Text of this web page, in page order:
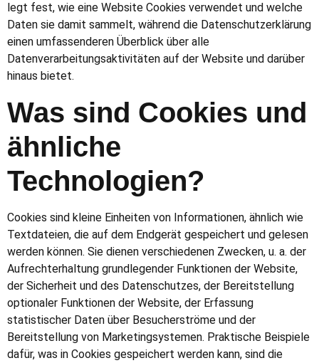
legt fest, wie eine Website Cookies verwendet und welche
Daten sie damit sammelt, während die Datenschutzerklärung
einen umfassenderen Überblick über alle
Datenverarbeitungsaktivitäten auf der Website und darüber
hinaus bietet.
Was sind Cookies und
ähnliche
Technologien?
Cookies sind kleine Einheiten von Informationen, ähnlich wie
Textdateien, die auf dem Endgerät gespeichert und gelesen
werden können. Sie dienen verschiedenen Zwecken, u. a. der
Aufrechterhaltung grundlegender Funktionen der Website,
der Sicherheit und des Datenschutzes, der Bereitstellung
optionaler Funktionen der Website, der Erfassung
statistischer Daten über Besucherströme und der
Bereitstellung von Marketingsystemen. Praktische Beispiele
dafür, was in Cookies gespeichert werden kann, sind die